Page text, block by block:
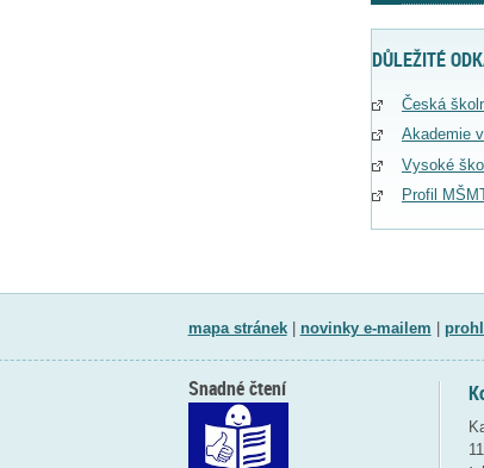
DŮLEŽITÉ
Česká
Akademie
Vysoké
Profil
mapa stránek| novinky e-mailem
Snadné čtení